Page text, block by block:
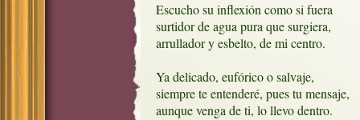
Escucho su inflexión como si fuera
surtidor de agua pura que surgiera,
arrullador y esbelto, de mi centro.
Ya delicado, eufórico o salvaje,
siempre te entenderé, pues tu mensaje,
aunque venga de ti, lo llevo dentro.